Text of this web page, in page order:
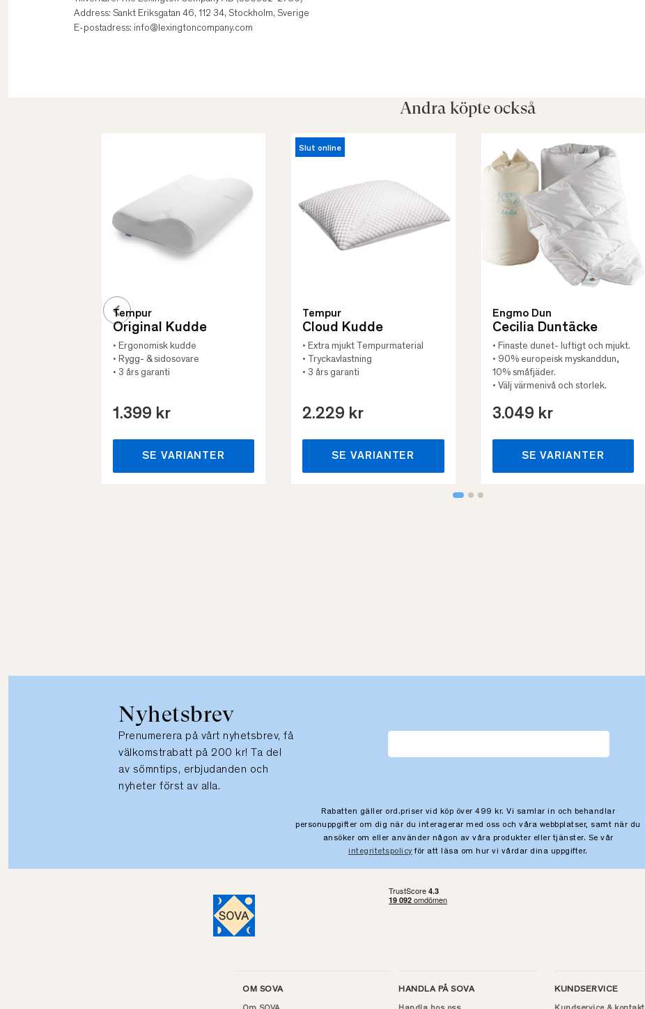
Address: Sankt Eriksgatan 46, 112 34, Stockholm, Sverige
E-postadress: info@lexingtoncompany.com
Andra köpte också
Tempur
Original Kudde
• Ergonomisk kudde
• Rygg- & sidosovare
• 3 års garanti
1.399 kr
SE VARIANTER
Slut online
Tempur
Cloud Kudde
• Extra mjukt Tempurmaterial
• Tryckavlastning
• 3 års garanti
2.229 kr
SE VARIANTER
Engmo Dun
Cecilia Duntäcke
• Finaste dunet- luftigt och mjukt.
• 90% europeisk myskanddun,
10% småfjäder.
• Välj värmenivå och storlek.
3.049 kr
SE VARIANTER
Nyhetsbrev
Prenumerera på vårt nyhetsbrev, få
välkomstrabatt på 200 kr! Ta del
av sömntips, erbjudanden och
nyheter först av alla.
Rabatten gäller ord.priser vid köp över 499 kr. Vi samlar in och behandlar
personuppgifter om dig när du interagerar med oss och våra webbplatser, samt när du
ansöker om eller använder någon av våra produkter eller tjänster. Se vår
integritetspolicy för att läsa om hur vi vårdar dina uppgifter.
OM SOVA HANDLA PÅ SOVA KUNDSERVICE